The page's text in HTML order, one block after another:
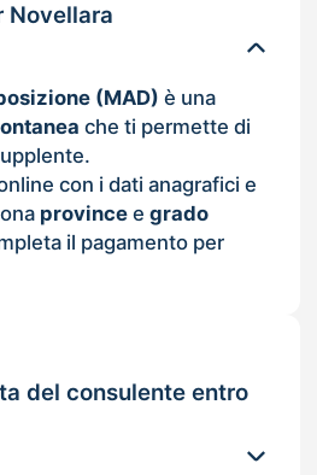
Novellara
(MAD) è una
che ti permette di
con i dati anagrafici e
provincee grado
il pagamento per
del consulente entro